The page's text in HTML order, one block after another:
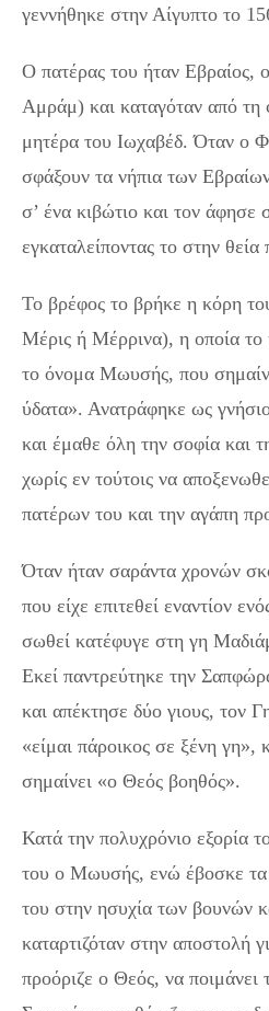
γεννήθηκε στην Αίγυπτο το
Ο πατέρας του ήταν Εβραίος,
Αμράμ) και καταγόταν από τη
μητέρα του Ιωχαβέδ. Όταν ο
σφάξουν τα νήπια των
σ’ ένα κιβώτιο και τον άφησε
εγκαταλείποντας το στην θεία
Το βρέφος το βρήκε η κόρη
Mέρις ή Mέρρινα), η οποία
το όνομα Μωυσής, που
ύδατα». Ανατράφηκε ως
και έμαθε όλη την σοφία και
χωρίς εν τούτοις να
πατέρων του και την αγάπη
Όταν ήταν σαράντα χρονών
που είχε επιτεθεί εναντίον
σωθεί κατέφυγε στη γη
Εκεί παντρεύτηκε την
και απέκτησε δύο γιους, τον
«είμαι πάροικος σε ξένη γη»,
σημαίνει «ο Θεός βοηθός».
Κατά την πολυχρόνιο εξορία
του ο Μωυσής, ενώ έβοσκε τα
του στην ησυχία των βουνών
καταρτιζόταν στην αποστολή
προόριζε ο Θεός, να ποιμάνει